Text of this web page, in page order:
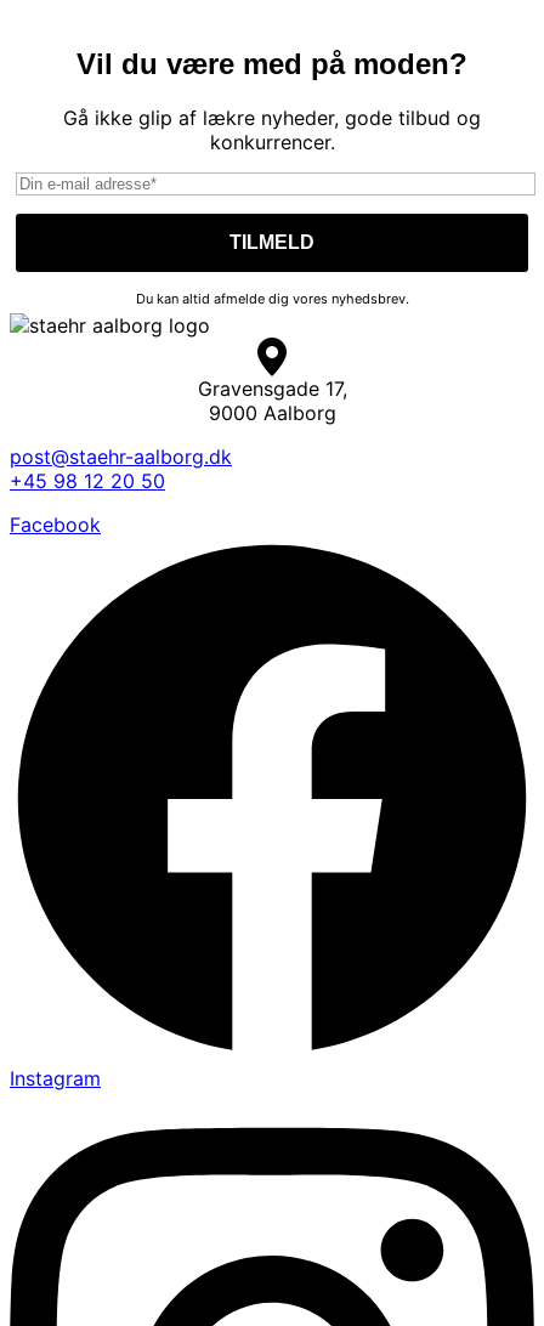
Vil du være med på moden?
Gå ikke glip af lækre nyheder, gode tilbud og
konkurrencer.
Du kan altid afmelde dig vores nyhedsbrev.
Gravensgade 17,
9000 Aalborg
post@staehr-aalborg.dk
+45 98 12 20 50
Facebook
Instagram